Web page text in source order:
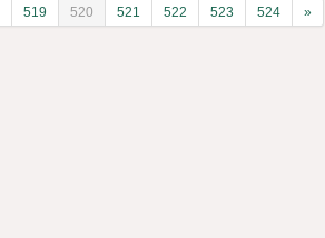
519 520 521 522 523 524 »